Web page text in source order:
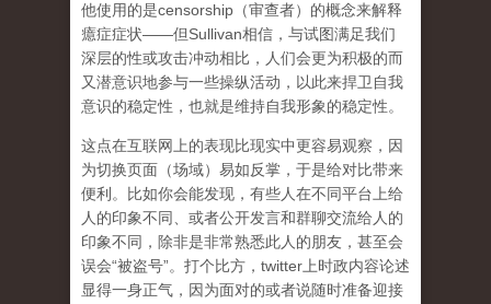
他使用的是censorship（审查者）的概念来解释
癔症症状——但Sullivan相信，与试图满足我们
深层的性或攻击冲动相比，人们会更为积极的而
又潜意识地参与一些操纵活动，以此来捍卫自我
意识的稳定性，也就是维持自我形象的稳定性。
这点在互联网上的表现比现实中更容易观察，因
为切换页面（场域）易如反掌，于是给对比带来
便利。比如你会能发现，有些人在不同平台上给
人的印象不同、或者公开发言和群聊交流给人的
印象不同，除非是非常熟悉此人的朋友，甚至会
误会“被盗号”。打个比方，twitter上时政内容论述
显得一身正气，因为面对的或者说随时准备迎接